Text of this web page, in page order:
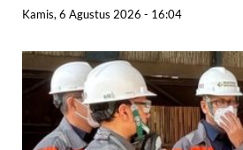
Kamis, 6 Agustus 2026 - 16:04